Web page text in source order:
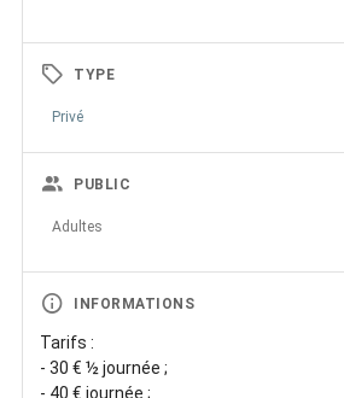
TYPE
Privé
PUBLIC
Adultes
INFORMATIONS
Tarifs :
- 30 € ½ journée ;
- 40 € journée ;